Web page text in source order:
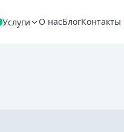
Услуги О насБлогКонтакты